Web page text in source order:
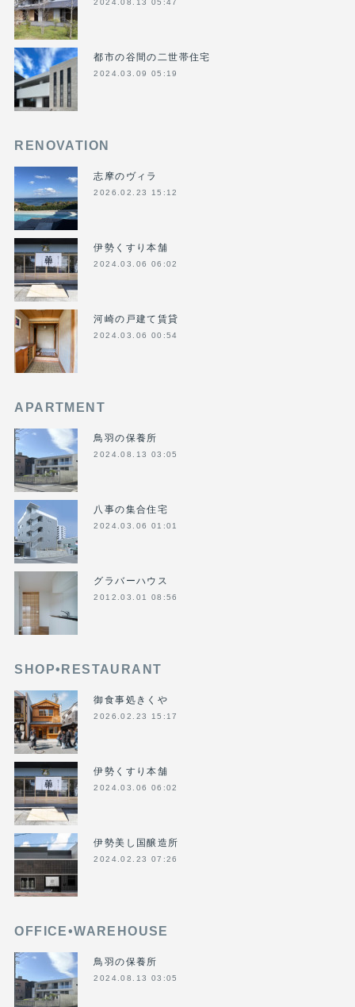
2024.08.13 05:47
都市の谷間の二世帯住宅
2024.03.09 05:19
RENOVATION
志摩のヴィラ
2026.02.23 15:12
伊勢くすり本舗
2024.03.06 06:02
河崎の戸建て賃貸
2024.03.06 00:54
APARTMENT
鳥羽の保養所
2024.08.13 03:05
八事の集合住宅
2024.03.06 01:01
グラバーハウス
2012.03.01 08:56
SHOP•RESTAURANT
御食事処きくや
2026.02.23 15:17
伊勢くすり本舗
2024.03.06 06:02
伊勢美し国醸造所
2024.02.23 07:26
OFFICE•WAREHOUSE
鳥羽の保養所
2024.08.13 03:05